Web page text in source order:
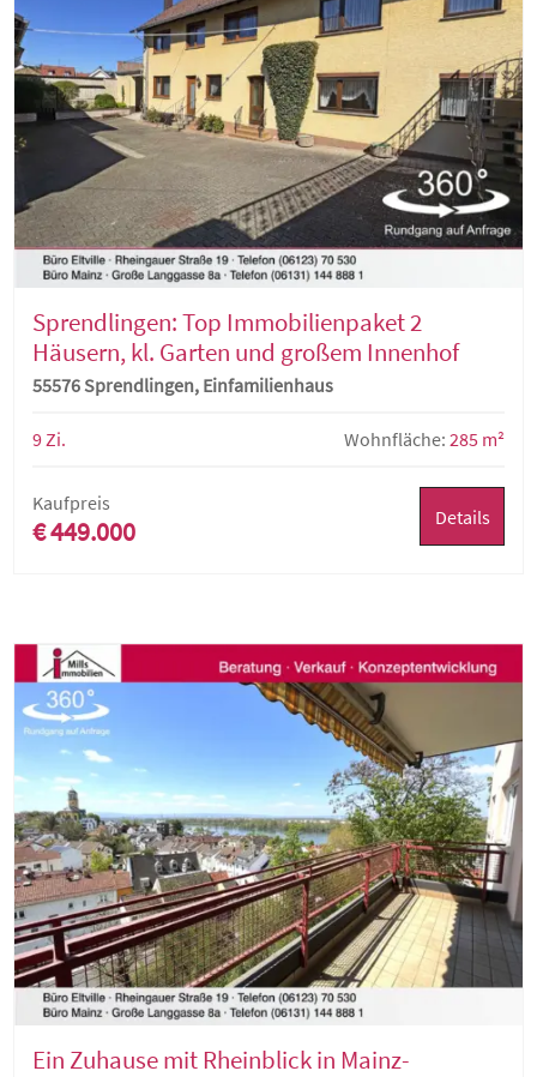
Sprendlingen: Top Immobilienpaket 2
Häusern, kl. Garten und großem Innenhof
55576 Sprendlingen, Einfamilienhaus
9 Zi. Wohnfläche: 285 m²
Kaufpreis
€ 449.000 Details
Ein Zuhause mit Rheinblick in Mainz-